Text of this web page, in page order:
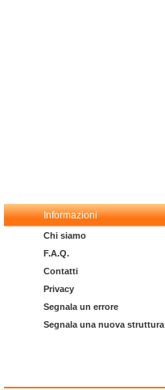
Informazioni
Chi siamo
F.A.Q.
Contatti
Privacy
Segnala un errore
Segnala una nuova struttura